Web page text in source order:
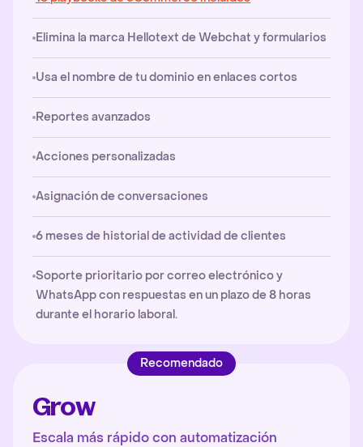
Elimina la marca Hellotext de Webchat y formularios
Usa el nombre de tu dominio en enlaces cortos
Reportes avanzados
Acciones personalizadas
Asignación de conversaciones
6 meses de historial de actividad de clientes
Soporte prioritario por correo electrónico y
WhatsApp con respuestas en un plazo de 8 horas
durante el horario laboral.
Recomendado
Grow
Escala más rápido con automatización